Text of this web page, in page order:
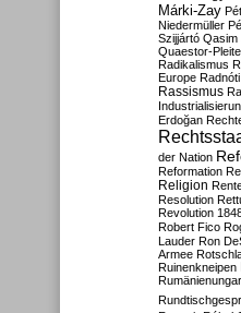
Márki-Zay
Niedermüller
Szijjártó Qasim
Quaestor-Pleite
Radikalismus
Europe Radnóti
Rassismus
Erdoğan
der Nation
Reformation
Religion
Resolution
Revolution
Robert Fico
Lauder Ron
Armee
Ruinenkneipen